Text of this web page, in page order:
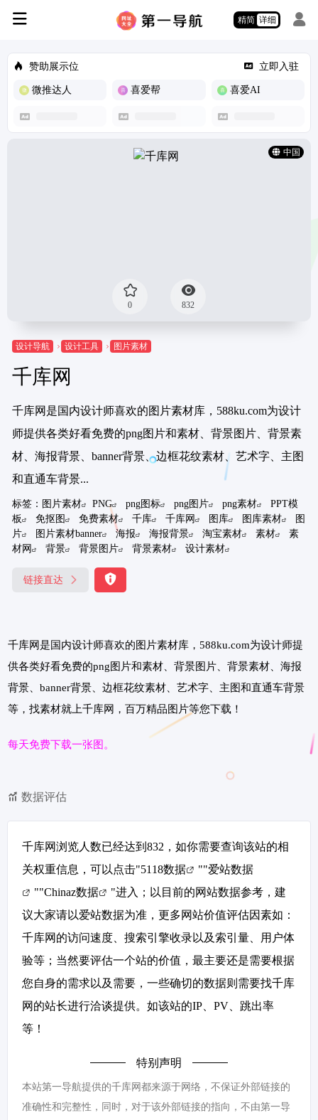
精简 详细
赞助展示位 立即入驻
微推达人 喜爱帮 喜爱AI
中国
0 832
设计导航 设计工具 图片素材
千库网
千库网是国内设计师喜欢的图片素材库，588ku.com为设计
师提供各类好看免费的png图片和素材、背景图片、背景素
材、海报背景、banner背景、边框花纹素材、艺术字、主图
和直通车背景...
标签： 图片素材 PNG png图标 png图片 png素材
PPT模
板
免抠图 免费素材 千库 千库网 图库 图库素材
图
片
图片素材banner 海报 海报背景 淘宝素材 素材
素
材网
背景 背景图片 背景素材 设计素材
链接直达
千库网是国内设计师喜欢的图片素材库，588ku.com为设计师提
供各类好看免费的png图片和素材、背景图片、背景素材、海报
背景、banner背景、边框花纹素材、艺术字、主图和直通车背景
等，找素材就上千库网，百万精品图片等您下载！
每天免费下载一张图。
数据评估
千库网浏览人数已经达到832，如你需要查询该站的相
关权重信息，可以点击"5118数据 ""爱站数据
""Chinaz数据
"进入；以目前的网站数据参考，建
议大家请以爱站数据为准，更多网站价值评估因素如：
千库网的访问速度、搜索引擎收录以及索引量、用户体
验等；当然要评估一个站的价值，最主要还是需要根据
您自身的需求以及需要，一些确切的数据则需要找千库
网的站长进行洽谈提供。如该站的IP、PV、跳出率
等！
特别声明
本站第一导航提供的千库网都来源于网络，不保证外部链接的
准确性和完整性，同时，对于该外部链接的指向，不由第一导